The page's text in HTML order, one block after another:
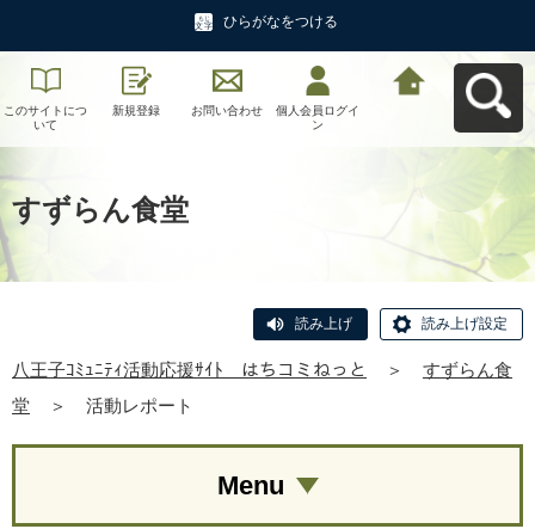
ひらがなをつける
このサイトにつ
いて
新規登録 お問い合わせ
個人会員ログイ
ン
すずらん食堂
読み上げ 読み上げ設定
八王子ｺﾐｭﾆﾃｨ活動応援ｻｲﾄ はちコミねっと ＞
すずらん食
堂
＞ 活動レポート
Menu